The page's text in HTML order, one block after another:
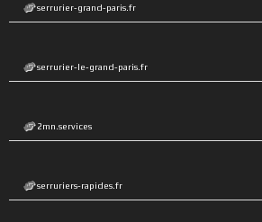
serrurier-grand-paris.fr
serrurier-le-grand-paris.fr
2mn.services
serruriers-rapides.fr